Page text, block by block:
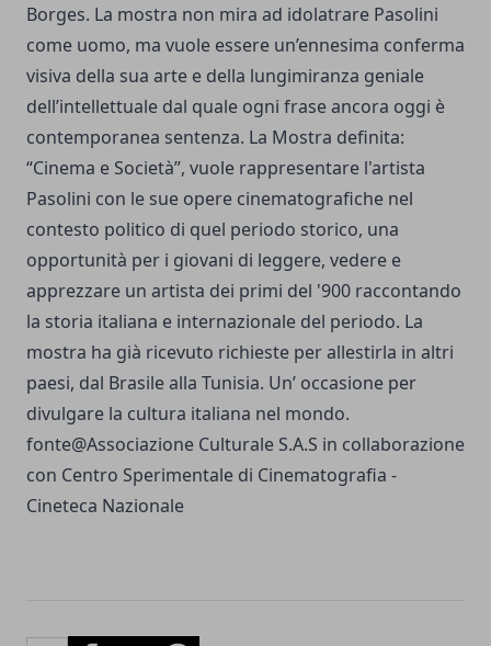
Borges. La mostra non mira ad idolatrare Pasolini
come uomo, ma vuole essere un’ennesima conferma
visiva della sua arte e della lungimiranza geniale
dell’intellettuale dal quale ogni frase ancora oggi è
contemporanea sentenza. La Mostra definita:
“Cinema e Società”, vuole rappresentare l'artista
Pasolini con le sue opere cinematografiche nel
contesto politico di quel periodo storico, una
opportunità per i giovani di leggere, vedere e
apprezzare un artista dei primi del '900 raccontando
la storia italiana e internazionale del periodo. La
mostra ha già ricevuto richieste per allestirla in altri
paesi, dal Brasile alla Tunisia. Un’ occasione per
divulgare la cultura italiana nel mondo.
fonte@Associazione Culturale S.A.S in collaborazione
con Centro Sperimentale di Cinematografia -
Cineteca Nazionale